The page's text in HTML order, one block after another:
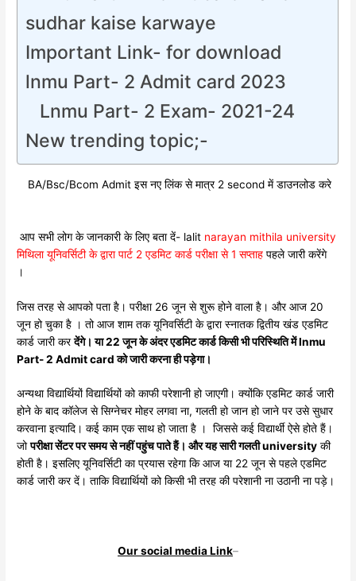
sudhar kaise karwaye
Important Link- for download
lnmu Part- 2 Admit card 2023
Lnmu Part- 2 Exam- 2021-24
New trending topic;-
BA/Bsc/Bcom Admit इस नए लिंक से मात्र 2 second में डाउनलोड करे
आप सभी लोग के जानकारी के लिए बता दें- lalit narayan mithila university
मिथिला यूनिवर्सिटी के द्वारा पार्ट 2 एडमिट कार्ड परीक्षा से 1 सप्ताह पहले जारी करेंगे
।
जिस तरह से आपको पता है। परीक्षा 26 जून से शुरू होने वाला है। और आज 20
जून हो चुका है । तो आज शाम तक यूनिवर्सिटी के द्वारा स्नातक द्वितीय खंड एडमिट
कार्ड जारी करदेंगे। या 22 जून के अंदर एडमिट कार्ड किसी भी परिस्थिति में lnmu
Part- 2 Admit card को जारी करना ही पड़ेगा।
अन्यथा विद्यार्थियों विद्यार्थियों को काफी परेशानी हो जाएगी। क्योंकि एडमिट कार्ड जारी
होने के बाद कॉलेज से सिग्नेचर मोहर लगवा ना, गलती हो जान हो जाने पर उसे सुधार
करवाना इत्यादि। कई काम एक साथ हो जाता है । जिससे कई विद्यार्थी ऐसे होते हैं।
जोपरीक्षा सेंटर पर समय से नहीं पहुंच पाते हैं। और यह सारी गलती university की
होती है। इसलिए यूनिवर्सिटी का प्रयास रहेगा कि आज या 22 जून से पहले एडमिट
कार्ड जारी कर दें। ताकि विद्यार्थियों को किसी भी तरह की परेशानी ना उठानी ना पड़े।
Our social media Link–